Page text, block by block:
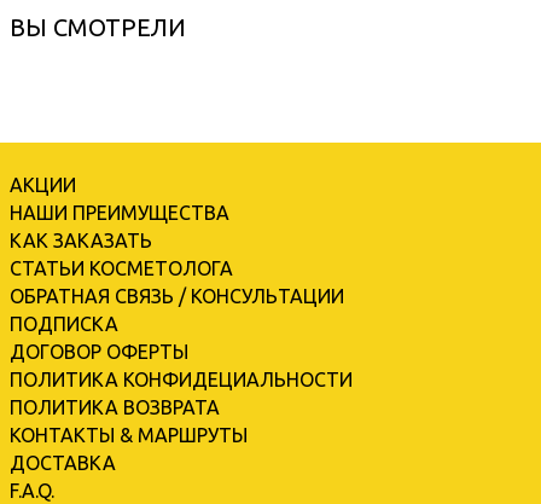
ВЫ СМОТРЕЛИ
АКЦИИ
НАШИ ПРЕИМУЩЕСТВА
КАК ЗАКАЗАТЬ
СТАТЬИ КОСМЕТОЛОГА
ОБРАТНАЯ СВЯЗЬ / КОНСУЛЬТАЦИИ
ПОДПИСКА
ДОГОВОР ОФЕРТЫ
ПОЛИТИКА КОНФИДЕЦИАЛЬНОСТИ
ПОЛИТИКА ВОЗВРАТА
КОНТАКТЫ & МАРШРУТЫ
ДОСТАВКА
F.A.Q.